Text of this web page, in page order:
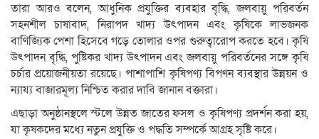
তারা আরও বলেন, আধুনিক প্রযুক্তির ব্যবহার বৃদ্ধি, জলবায়ু পরিবর্তন
সহনশীল চাষাবাদ, নিরাপদ খাদ্য উৎপাদন এবং কৃষিকে লাভজনক
বাণিজ্যিক পেশা হিসেবে গড়ে তোলার ওপর গুরুত্বারোপ করতে হবে। কৃষি
উৎপাদন বৃদ্ধি, পুষ্টিকর খাদ্য উৎপাদন এবং জলবায়ু পরিবর্তনের সঙ্গে কৃষি
চর্চার প্রয়োজনীয়তা রয়েছে। পাশাপাশি কৃষিপণ্য বিপণন ব্যবস্থার উন্নয়ন ও
ন্যায্য বাজারমূল্য নিশ্চিত করার দাবি জানান বক্তারা।
এছাড়া অনুষ্ঠানস্থলে স্টলে উন্নত জাতের ফসল ও কৃষিপণ্য প্রদর্শন করা হয়,
যা কৃষকদের মধ্যে নতুন প্রযুক্তি ও পদ্ধতি সম্পর্কে আগ্রহ সৃষ্টি করে।